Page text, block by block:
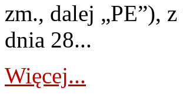
zm., dalej „PE”),
dnia 28...
Więcej...